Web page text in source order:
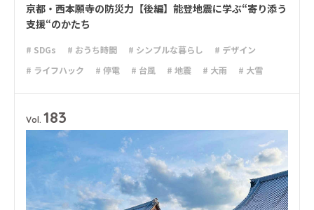
京都・西本願寺の防災力【後編】能登地震に学ぶ“寄り添う
支援“のかたち
# SDGs # おうち時間 # シンプルな暮らし
# デザイン
# ライフハック
# 停電 # 台風 # 地震 # 大雨
# 大雪
# 防災備蓄
Vol. 183